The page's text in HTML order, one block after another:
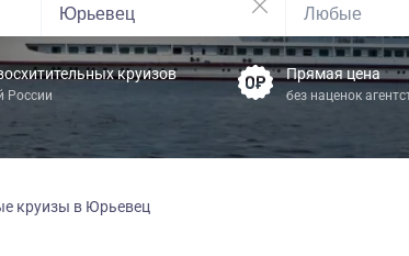
круизов
России
Прямая цена
без наценок
круизы в Юрьевец